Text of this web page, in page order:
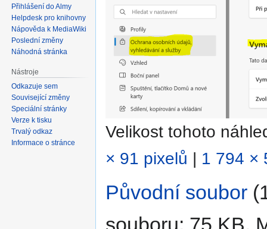
Velikost tohoto
× 91 pixelů | 1 794 ×
Původní soubor
souboru: 75 KB,
Přihlášení do Almy
Helpdesk pro knihovny
Nápověda k MediaWiki
Poslední změny
Náhodná stránka
Nástroje
Odkazuje sem
Související změny
Speciální stránky
Verze k tisku
Trvalý odkaz
Informace o stránce